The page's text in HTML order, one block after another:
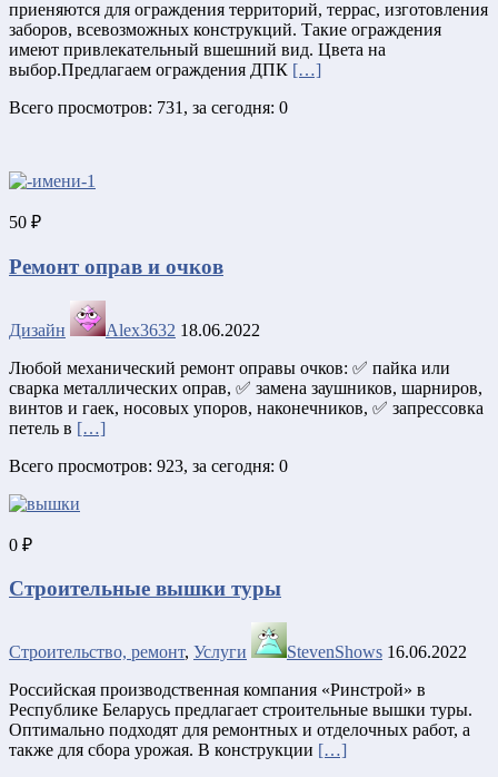
приеняются для ограждения территорий, террас, изготовления
заборов, всевозможных конструкций. Такие ограждения
имеют привлекательный вшешний вид. Цвета на
выбор.Предлагаем ограждения ДПК […]
Всего просмотров: 731, за сегодня: 0
50 ₽
Ремонт оправ и очков
Дизайн Alex3632 18.06.2022
Любой механический ремонт оправы очков: ✅ пайка или
сварка металлических оправ, ✅ замена заушников, шарниров,
винтов и гаек, носовых упоров, наконечников, ✅ запрессовка
петель в […]
Всего просмотров: 923, за сегодня: 0
0 ₽
Строительные вышки туры
Строительство, ремонт, Услуги StevenShows 16.06.2022
Российская производственная компания «Ринстрой» в
Республике Беларусь предлагает строительные вышки туры.
Оптимально подходят для ремонтных и отделочных работ, а
также для сбора урожая. В конструкции […]